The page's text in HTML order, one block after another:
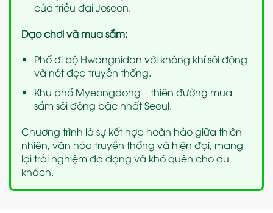
của triều đại Joseon.
Dạo chơi và mua sắm:
Phố đi bộ Hwangnidan với không khí sôi động
và nét đẹp truyền thống.
Khu phố Myeongdong – thiên đường mua
sắm sôi động bậc nhất Seoul.
Chương trình là sự kết hợp hoàn hảo giữa thiên
nhiên, văn hóa truyền thống và hiện đại, mang
lại trải nghiệm đa dạng và khó quên cho du
khách.